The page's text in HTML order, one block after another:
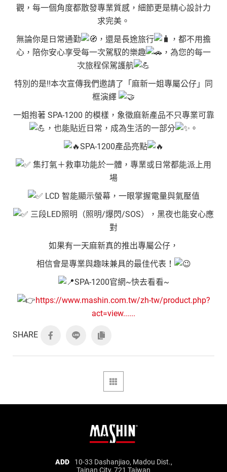
觀，每一個角度都散發專業質感，細節更是精心設計力
求完美。
無論你是日常通勤
，還是長途旅行
，都不用擔
心，陪你安心享受每一次駕馭的樂趣
，為您的每一
次旅程保駕護航
特別的是!!本次宣傳我們邀請了「麻新一姐專屬公仔」同
框演繹
一姐抱著 SPA-1200 的模樣，象徵麻新產品不只專業可靠
，也能貼近日常，成為生活的一部分
。
SPA-1200產品亮點
集打氣＋救車功能於一體，專業或日常都能派上用
場
LCD 智能顯示螢幕，一眼掌握電量與氣壓值
三段LED照明（照明/爆閃/SOS），黑夜也能安心應
對
如果有一天麻新真的推出專屬公仔，
相信會是專業與趣味兼具的最佳代表！
SPA-1200官網~快去看看~
https://www.mashin.com.tw/zh-tw/product.php?
act=view......
SHARE
ADD
10-33 Dashanjiao, Madou Dist.,
Tainan City, 721 Taiwan